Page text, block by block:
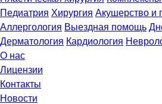
Педиатрия Хирургия Акушерство и
Аллергология Выездная помощь
Дерматология Кардиология
О нас
Лицензии
Контакты
Новости